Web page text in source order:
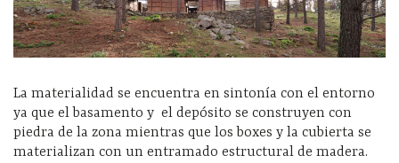
La materialidad se encuentra en sintonía con el entorno
ya que el basamento y el depósito se construyen con
piedra de la zona mientras que los boxes y la cubierta se
materializan con un entramado estructural de madera.